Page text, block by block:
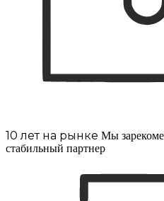
10 лет на рынке Мы
стабильный партнер